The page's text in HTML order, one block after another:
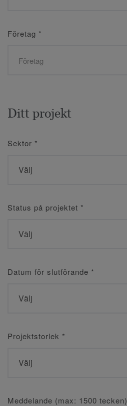
Företag *
Ditt projekt
Sektor *
Status på projektet *
Datum för slutförande *
Projektstorlek *
Meddelande (max: 1500 tecken)